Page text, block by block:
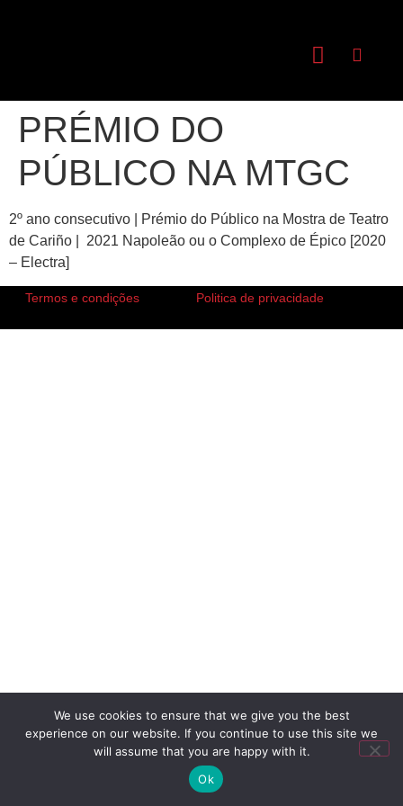
PRÉMIO DO
PÚBLICO NA MTGC
2º ano consecutivo | Prémio do Público na Mostra de Teatro
de Cariño | 2021 Napoleão ou o Complexo de Épico [2020
– Electra]
Termos e condições Politica de privacidade
We use cookies to ensure that we give you the best
experience on our website. If you continue to use this site we
will assume that you are happy with it.
Ok